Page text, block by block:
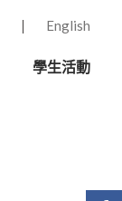
English
學生活動